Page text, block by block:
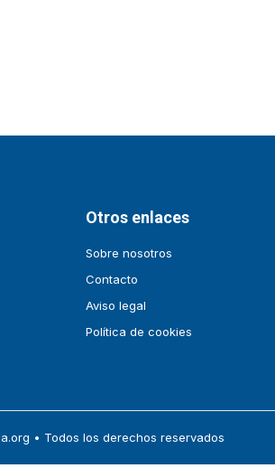
Otros enlaces
Sobre nosotros
Contacto
Aviso legal
Política de cookies
• Todos los derechos reservados